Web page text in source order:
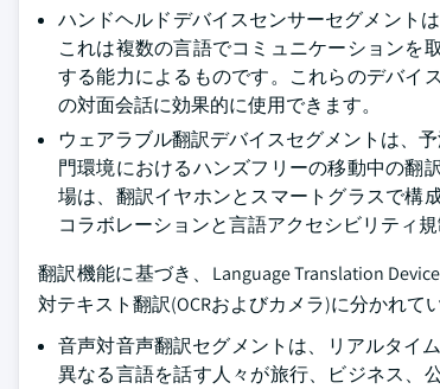
ハンドヘルドデバイスセンサーセグメント
これは複数の言語でコミュニケーションを
する能力によるものです。これらのデバイ
の対面会話に効果的に使用できます。
ウェアラブル翻訳デバイスセグメントは、
門環境におけるハンズフリーの移動中の翻
場は、翻訳イヤホンとスマートグラスで構
コラボレーションと言語アクセシビリティ
翻訳機能に基づき、Language Translation
対テキスト翻訳(OCRおよびカメラ)に分かれてい
音声対音声翻訳セグメントは、リアルタイ
異なる言語を話す人々が旅行、ビジネス、